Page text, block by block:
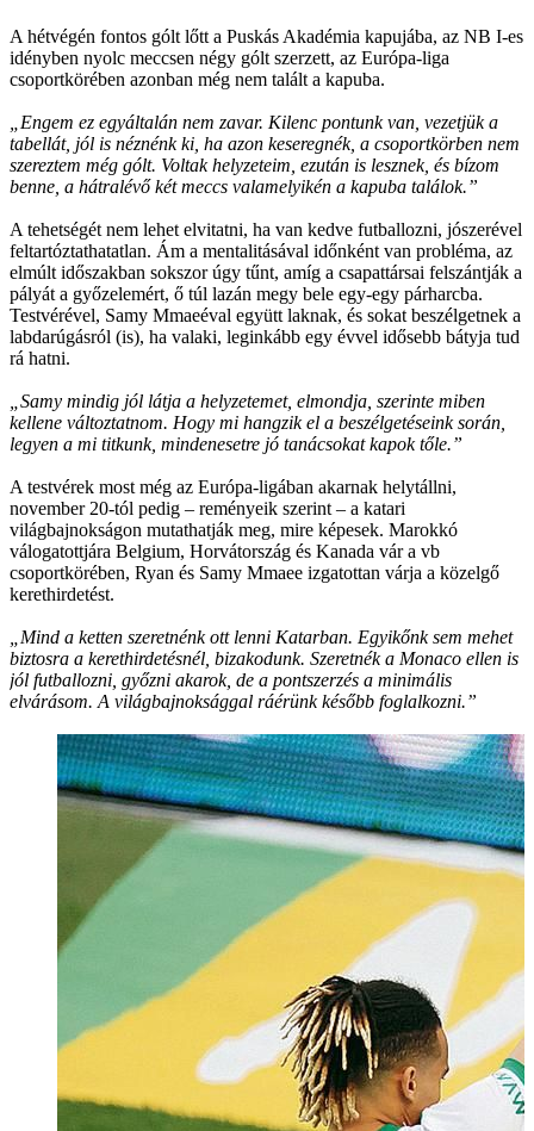
A hétvégén fontos gólt lőtt a Puskás Akadémia kapujába, az NB I-es
idényben nyolc meccsen négy gólt szerzett, az Európa-liga
csoportkörében azonban még nem talált a kapuba.
„Engem ez egyáltalán nem zavar. Kilenc pontunk van, vezetjük a
tabellát, jól is néznénk ki, ha azon keseregnék, a csoportkörben nem
szereztem még gólt. Voltak helyzeteim, ezután is lesznek, és bízom
benne, a hátralévő két meccs valamelyikén a kapuba találok.”
A tehetségét nem lehet elvitatni, ha van kedve futballozni, jószerével
feltartóztathatatlan. Ám a mentalitásával időnként van probléma, az
elmúlt időszakban sokszor úgy tűnt, amíg a csapattársai felszántják a
pályát a győzelemért, ő túl lazán megy bele egy-egy párharcba.
Testvérével, Samy Mmaeéval együtt laknak, és sokat beszélgetnek a
labdarúgásról (is), ha valaki, leginkább egy évvel idősebb bátyja tud
rá hatni.
„Samy mindig jól látja a helyzetemet, elmondja, szerinte miben
kellene változtatnom. Hogy mi hangzik el a beszélgetéseink során,
legyen a mi titkunk, mindenesetre jó tanácsokat kapok tőle.”
A testvérek most még az Európa-ligában akarnak helytállni,
november 20-tól pedig – reményeik szerint – a katari
világbajnokságon mutathatják meg, mire képesek. Marokkó
válogatottjára Belgium, Horvátország és Kanada vár a vb
csoportkörében, Ryan és Samy Mmaee izgatottan várja a közelgő
kerethirdetést.
„Mind a ketten szeretnénk ott lenni Katarban. Egyikőnk sem mehet
biztosra a kerethirdetésnél, bizakodunk. Szeretnék a Monaco ellen is
jól futballozni, győzni akarok, de a pontszerzés a minimális
elvárásom. A világbajnoksággal ráérünk később foglalkozni.”